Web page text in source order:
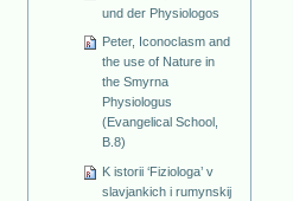
und der Physiologos
Peter, Iconoclasm and
the use of Nature in
the Smyrna
Physiologus
(Evangelical School,
B.8)
K istorii ‘Fiziologa’ v
slavjankich i rumynskij